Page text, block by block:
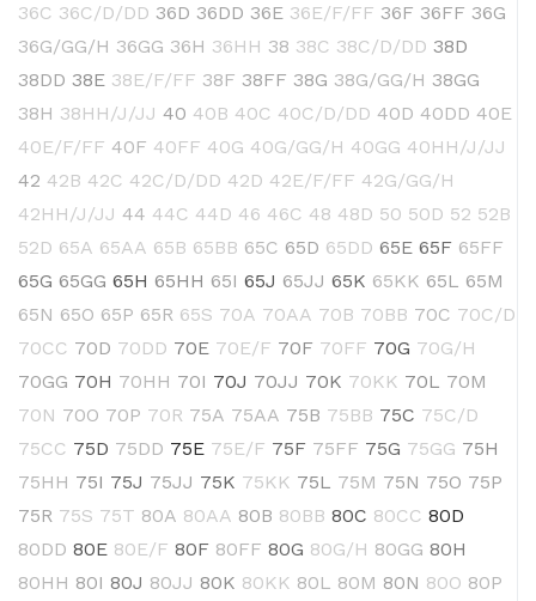
36C 36C/D/DD 36D 36DD 36E 36E/F/FF 36F 36FF 36G
36G/GG/H 36GG 36H 36HH 38 38C 38C/D/DD 38D
38DD 38E 38E/F/FF 38F 38FF 38G 38G/GG/H 38GG
38H 38HH/J/JJ 40 40B 40C 40C/D/DD 40D 40DD 40E
40E/F/FF 40F 40FF 40G 40G/GG/H 40GG 40HH/J/JJ
42 42B 42C 42C/D/DD 42D 42E/F/FF 42G/GG/H
42HH/J/JJ 44 44C 44D 46 46C 48 48D 50 50D 52 52B
52D 65A 65AA 65B 65BB 65C 65D 65DD 65E 65F 65FF
65G 65GG 65H 65HH 65I 65J 65JJ 65K 65KK 65L 65M
65N 65O 65P 65R 65S 70A 70AA 70B 70BB 70C 70C/D
70CC 70D 70DD 70E 70E/F 70F 70FF 70G 70G/H
70GG 70H 70HH 70I 70J 70JJ 70K 70KK 70L 70M
70N 70O 70P 70R 75A 75AA 75B 75BB 75C 75C/D
75CC 75D 75DD 75E 75E/F 75F 75FF 75G 75GG 75H
75HH 75I 75J 75JJ 75K 75KK 75L 75M 75N 75O 75P
75R 75S 75T 80A 80AA 80B 80BB 80C 80CC 80D
80DD 80E 80E/F 80F 80FF 80G 80G/H 80GG 80H
80HH 80I 80J 80JJ 80K 80KK 80L 80M 80N 80O 80P